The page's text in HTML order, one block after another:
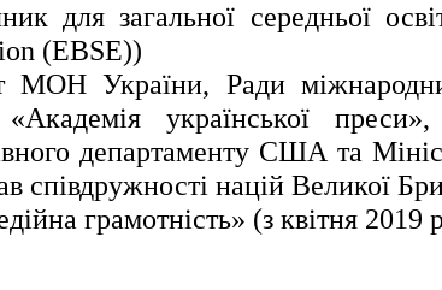
для загальної середньої
(ЕВSЕ))
МОН України, Ради
української
департаменту США та
співдружності націй Великої
грамотність» (з квітня 2019